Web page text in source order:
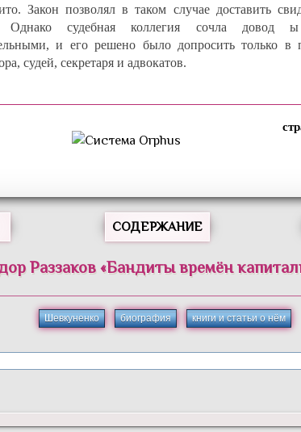
Закон позволял в таком случае доставить
Однако судебная коллегия сочла довод ы
и его решено было допросить только в
судей, секретаря и адвокатов.
СОДЕРЖАНИЕ
Раззаков«Бандиты времён
Шевкуненко биография книги и статьи о нём